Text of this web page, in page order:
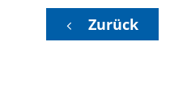
Zurück